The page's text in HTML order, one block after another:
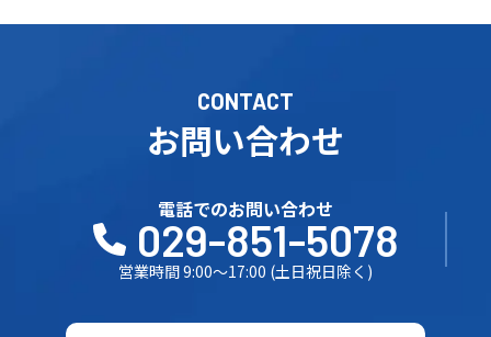
CONTACT
お問い合わせ
電話でのお問い合わせ
029-851-5078
営業時間 9:00～17:00 (土日祝日除く)